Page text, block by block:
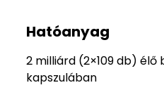
Hatóanyag
2 milliárd (2×109 db) élő
kapszulában